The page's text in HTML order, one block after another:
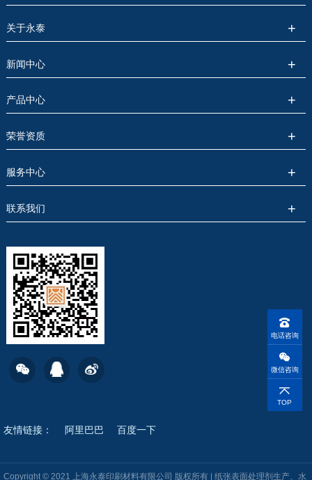
电话咨询
微信咨询
TOP
关于永泰
新闻中心
产品中心
荣誉资质
服务中心
联系我们
友情链接： 阿里巴巴 百度一下
Copyright © 2021 上海永泰印刷材料有限公司 版权所有 | 纸张表面处理剂生产、水